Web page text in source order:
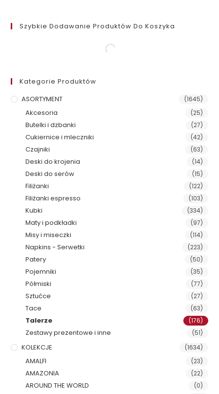
Szybkie Dodawanie Produktów Do Koszyka
Kategorie Produktów
ASORTYMENT
(1645)
Akcesoria (25)
Butelki i dzbanki (27)
Cukiernice i mleczniki (42)
Czajniki (63)
Deski do krojenia (14)
Deski do serów (15)
Filiżanki (122)
Filiżanki espresso (103)
Kubki (334)
Maty i podkładki (97)
Misy i miseczki (114)
Napkins - Serwetki (223)
Patery (50)
Pojemniki (35)
Półmiski (77)
Sztućce (27)
Tace (63)
Talerze (176)
Zestawy prezentowe i inne (51)
KOLEKCJE (1634)
AMALFI (23)
AMAZONIA (22)
AROUND THE WORLD (0)